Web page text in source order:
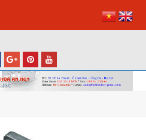
Facebook
Google
Plus
Pinterest